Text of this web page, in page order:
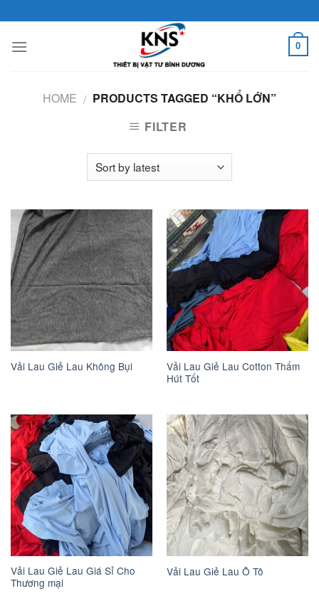
to
content
0
HOME / PRODUCTS TAGGED “KHỔ LỚN”
FILTER
Vải Lau Giẻ Lau Không Bụi
Vải Lau Giẻ Lau Cotton Thấm
Hút Tốt
Vải Lau Giẻ Lau Giá Sỉ Cho
Thương mại
Vải Lau Giẻ Lau Ô Tô